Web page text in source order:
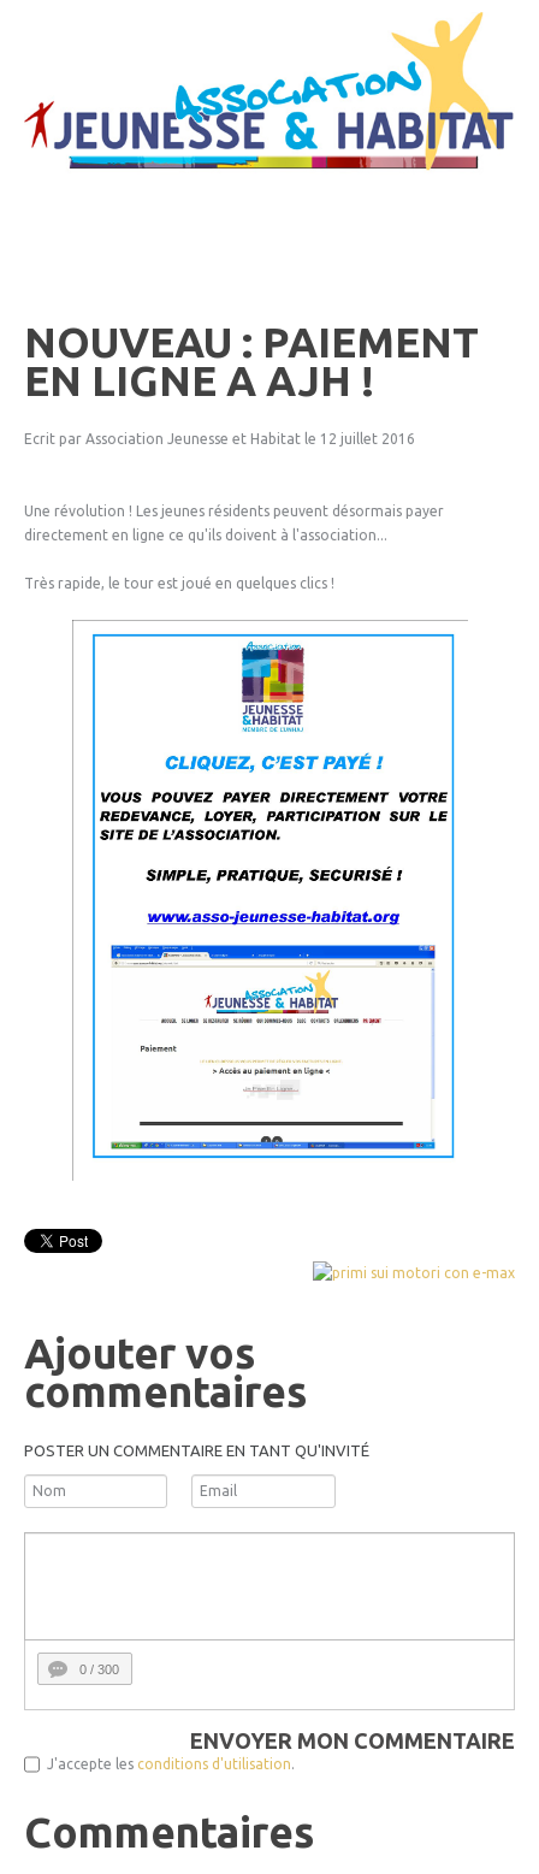
NOUVEAU : PAIEMENT
EN LIGNE A AJH !
Ecrit par Association Jeunesse et Habitat le 12 juillet 2016
Une révolution ! Les jeunes résidents peuvent désormais payer
directement en ligne ce qu'ils doivent à l'association...
Très rapide, le tour est joué en quelques clics !
Ajouter vos
commentaires
POSTER UN COMMENTAIRE EN TANT QU'INVITÉ
0 / 300
ENVOYER MON COMMENTAIRE
J'accepte les conditions d'utilisation.
Commentaires